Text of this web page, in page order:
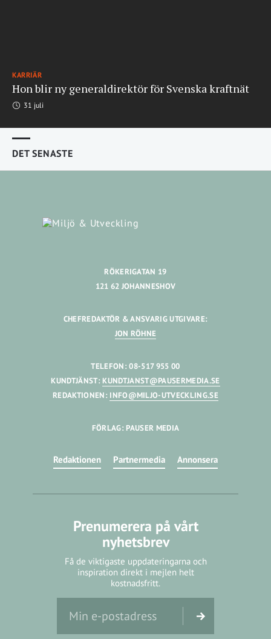
KARRIÄR
Hon blir ny generaldirektör för Svenska kraftnät
31 juli
DET SENASTE
RÖKERIGATAN 19
121 62 JOHANNESHOV
CHEFREDAKTÖR & ANSVARIG UTGIVARE:
JON RÖHNE
TELEFON: 08-517 955 00
KUNDTJÄNST: KUNDTJANST@PAUSERMEDIA.SE
REDAKTIONEN: INFO@MILJO-UTVECKLING.SE
FÖRLAG: PAUSER MEDIA
Redaktionen Partnermedia Annonsera
Prenumerera på vårt
nyhetsbrev
Få de viktigaste uppdateringarna och
inspiration direkt i mejlen helt
kostnadsfritt.